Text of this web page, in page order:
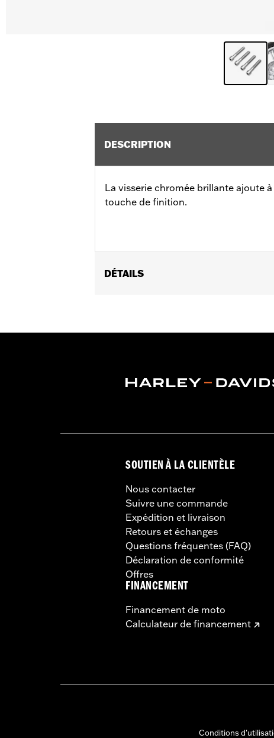
DESCRIPTION
La visserie chromée brillante ajoute
touche de finition.
DÉTAILS
Instructions d’installation
SOUTIEN À LA CLIENTÈLE
Nous contacter
Suivre une commande
Expédition et livraison
Retours et échanges
Questions fréquentes (FAQ)
Déclaration de conformité
Offres
FINANCEMENT
Financement de moto
Calculateur de financement
Conditions